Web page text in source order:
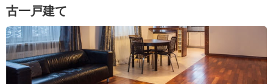
古一戸建て